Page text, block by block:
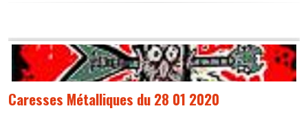
Caresses Métalliques du 28 01 2020